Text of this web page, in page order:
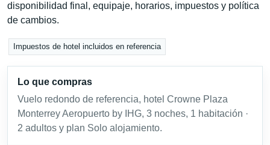
disponibilidad final, equipaje, horarios, impuestos y política
de cambios.
Impuestos de hotel incluidos en referencia
Lo que compras
Vuelo redondo de referencia, hotel Crowne Plaza
Monterrey Aeropuerto by IHG, 3 noches, 1 habitación ·
2 adultos y plan Solo alojamiento.